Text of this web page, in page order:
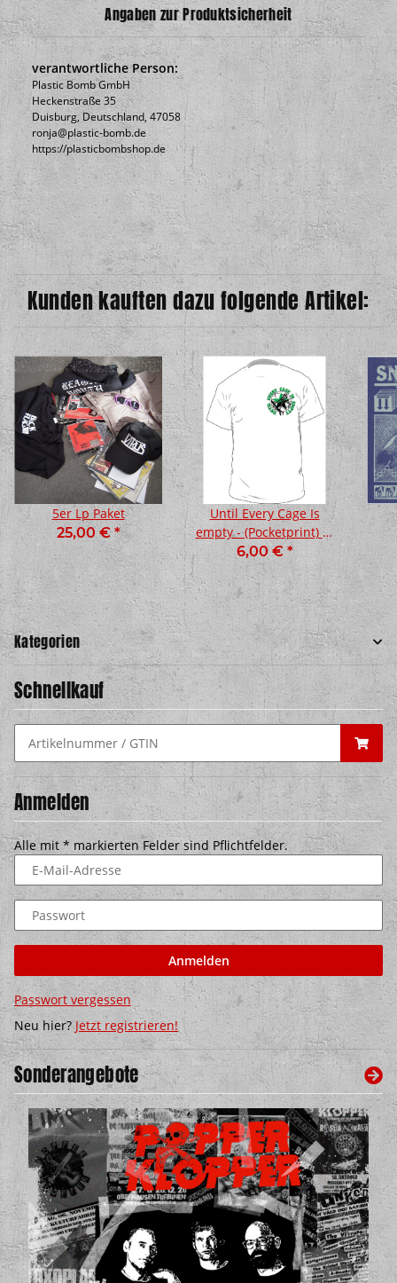
Angaben zur Produktsicherheit
verantwortliche Person:
Plastic Bomb GmbH
Heckenstraße 35
Duisburg, Deutschland, 47058
ronja@plastic-bomb.de
https://plasticbombshop.de
Kunden kauften dazu folgende Artikel:
5er Lp Paket
25,00 € *
Until Every Cage Is
empty - (Pocketprint) T-
Shirt (XL, )
6,00 € *
Kategorien
Schnellkauf
Anmelden
Alle mit * markierten Felder sind Pflichtfelder.
E-Mail-Adresse
Passwort
Anmelden
Passwort vergessen
Neu hier? Jetzt registrieren!
Sonderangebote